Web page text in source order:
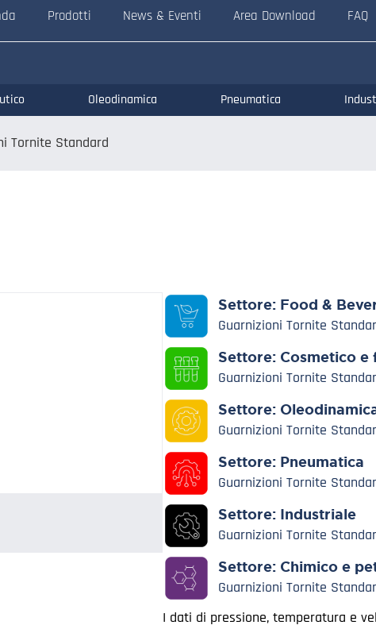
Prodotti News & Eventi Area Download FAQ
Oleodinamica Pneumatica
Tornite Standard
Settore: Food &
Guarnizioni Tornite
Settore: Cosmetico
Guarnizioni Tornite
Settore:
Guarnizioni Tornite
Settore: Pneumatica
Guarnizioni Tornite
Settore: Industriale
Guarnizioni Tornite
Settore: Chimico e
Guarnizioni Tornite
I dati di pressione, temperatura e